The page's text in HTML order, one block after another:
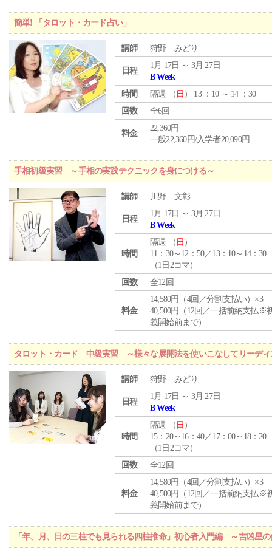
簡単! 「タロット・カード占い」
講師 狩野 みどり
日程
1月 17日 ～ 3月 27日
B Week
時間
隔週 （ 日 ） 13 ：10 ～ 14 ：30
回数
全6回
料金
22,360円
一般22,360円/入学者20,090円
手相初級実習 ～手相の実践テクニックを身につける～
講師 川野 文彰
日程
1月 17日 ～ 3月 27日
B Week
時間
隔週 （ 日 ）
11：30～12：50／13：10～14：30
（1日2コマ）
回数
全12回
料金
14,580円（4回／分割支払い）×3
40,500円（12回／一括前納支払※
義開始前まで）
タロット・カード 中級実習 ～様々な展開法を使いこなしてリーディ
講師 狩野 みどり
日程
1月 17日 ～ 3月 27日
B Week
時間
隔週 （ 日 ）
15：20～16：40／17：00～18：20
（1日2コマ）
回数
全12回
料金
14,580円（4回／分割支払い）×3
40,500円（12回／一括前納支払※
義開始前まで）
「年、月、日の三柱でも見られる四柱推命」初心者入門編 ～吉凶星